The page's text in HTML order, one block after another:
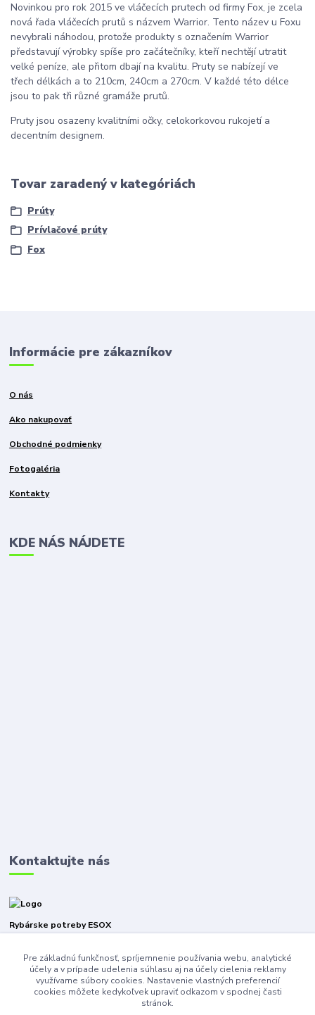
Novinkou pro rok 2015 ve vláčecích prutech od firmy Fox, je zcela
nová řada vláčecích prutů s názvem Warrior. Tento název u Foxu
nevybrali náhodou, protože produkty s označením Warrior
představují výrobky spíše pro začátečníky, kteří nechtějí utratit
velké peníze, ale přitom dbají na kvalitu. Pruty se nabízejí ve
třech délkách a to 210cm, 240cm a 270cm. V každé této délce
jsou to pak tři různé gramáže prutů.
Pruty jsou osazeny kvalitními očky, celokorkovou rukojetí a
decentním designem.
Tovar zaradený v kategóriách
Prúty
Prívlačové prúty
Fox
Informácie pre zákazníkov
O nás
Ako nakupovať
Obchodné podmienky
Fotogaléria
Kontakty
KDE NÁS NÁJDETE
Kontaktujte nás
Rybárske potreby ESOX
+421940316471
esoxnz@gmail.com
Pre základnú funkčnosť, spríjemnenie používania webu, analytické
účely a v prípade udelenia súhlasu aj na účely cielenia reklamy
využívame súbory cookies. Nastavenie vlastných preferencií
cookies môžete kedykoľvek upraviť odkazom v spodnej časti
stránok.